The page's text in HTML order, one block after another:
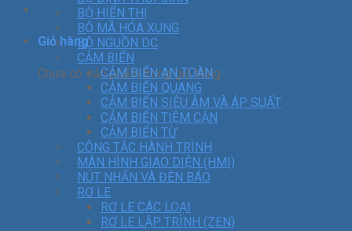
Giỏ hàng
Chưa có sản phẩm trong giỏ hàng.
BỘ HIỂN THỊ
BỘ MÃ HÓA XUNG
BỘ NGUỒN DC
CẢM BIẾN
CẢM BIẾN AN TOÀN
CẢM BIẾN QUANG
CẢM BIẾN SIÊU ÂM VÀ ÁP SUẤT
CẢM BIẾN TIỆM CẬN
CẢM BIẾN TỪ
CÔNG TẮC HÀNH TRÌNH
MÀN HÌNH GIAO DIỆN (HMI)
NÚT NHẤN VÀ ĐÈN BÁO
RƠ LE
RƠ LE CÁC LOẠI
RƠ LE LẬP TRÌNH (ZEN)